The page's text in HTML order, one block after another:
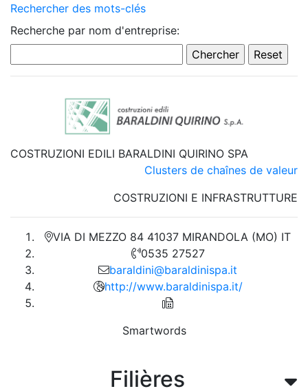
Rechercher des mots-clés
Recherche par nom d'entreprise:
Filières
COSTRUZIONI EDILI BARALDINI QUIRINO SPA
Clusters de chaînes de valeur
COSTRUZIONI E INFRASTRUTTURE
VIA DI MEZZO 84 41037 MIRANDOLA (MO) IT
0535 27527
baraldini@baraldinispa.it
http://www.baraldinispa.it/
Smartwords